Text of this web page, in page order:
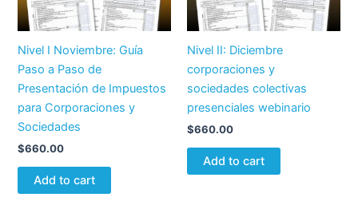
Nivel I Noviembre: Guía
Paso a Paso de
Presentación de Impuestos
para Corporaciones y
Sociedades
$660.00
Add to cart
Nivel II: Diciembre
corporaciones y
sociedades colectivas
presenciales webinario
$660.00
Add to cart